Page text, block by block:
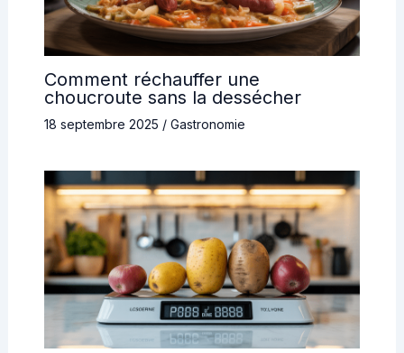
Comment réchauffer une
choucroute sans la dessécher
18 septembre 2025 / Gastronomie